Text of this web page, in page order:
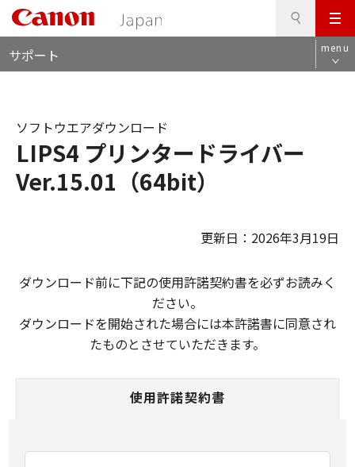
メ
ニ
ュ
サポート menu
LIPS4 プリンタードライバー
Ver.15.01（64bit）
ソフトウエアダウンロード
更新日：2026年3月19日
ダウンロード前に下記の使用許諾契約書を必ずお読みく
ださい。
ダウンロードを開始された場合には本許諾書に同意され
たものとさせていただきます。
使用許諾契約書